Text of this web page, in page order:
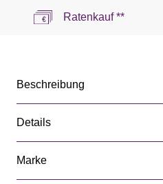
Ratenkauf **
Beschreibung
Details
Marke